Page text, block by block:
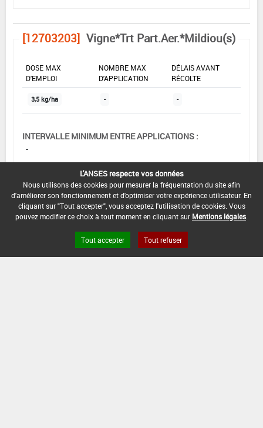
[12703203] Vigne*Trt Part.Aer.*Mildiou(s)
DOSE MAX
D'EMPLOI
NOMBRE MAX
D'APPLICATION
DÉLAIS AVANT
RÉCOLTE
3,5 kg/ha - -
INTERVALLE MINIMUM ENTRE APPLICATIONS :
-
DATE DE RETRAIT DE L'USAGE :
31/12/2019
DATE DE FIN DE DISTRIBUTION :
30/06/2020
DATE DE FIN D'UTILISATION :
L'ANSES respecte vos données
Nous utilisons des cookies pour mesurer la fréquentation du site afin
d'améliorer son fonctionnement et d'optimiser votre expérience utilisateur. En
cliquant sur "Tout accepter", vous acceptez l'utilisation de cookies. Vous
pouvez modifier ce choix à tout moment en cliquant sur Mentions légales
Tout accepter Tout refuser